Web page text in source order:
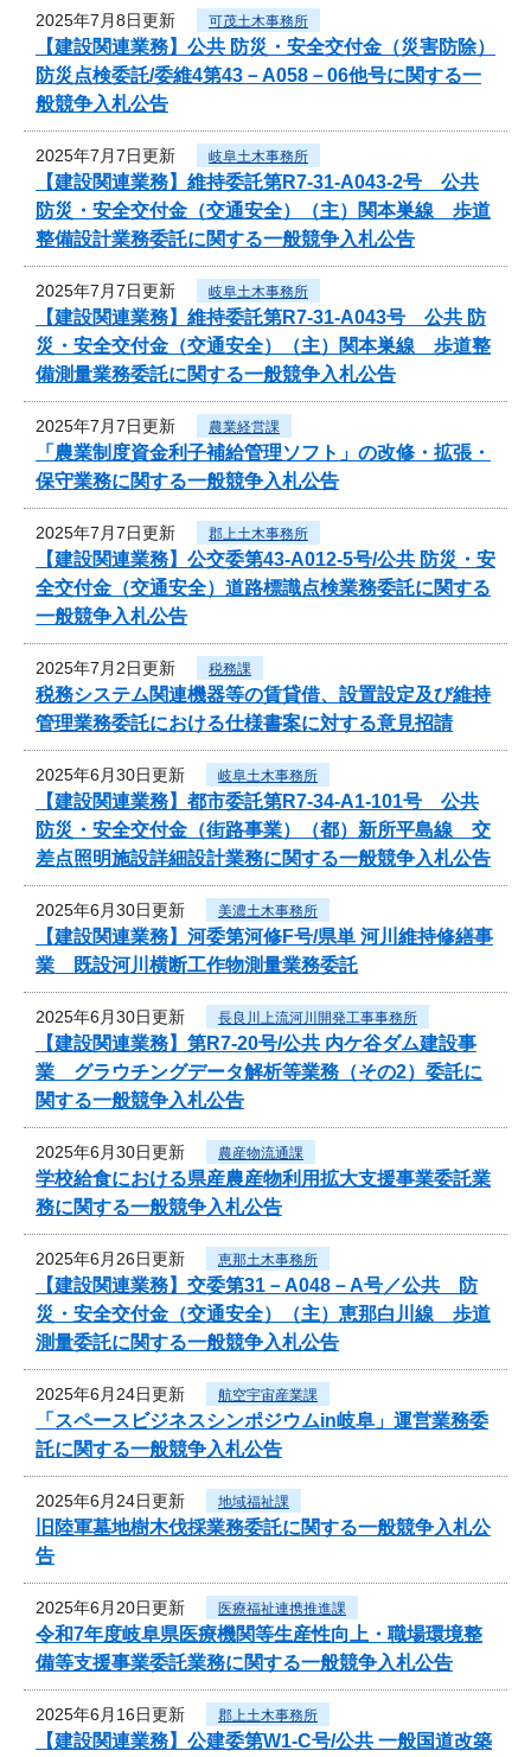
2025年7月8日更新 可茂土木事務所
【建設関連業務】公共 防災・安全交付金（災害防除）
防災点検委託/委維4第43－A058－06他号に関する一
般競争入札公告
2025年7月7日更新 岐阜土木事務所
【建設関連業務】維持委託第R7-31-A043-2号 公共
防災・安全交付金（交通安全）（主）関本巣線 歩道
整備設計業務委託に関する一般競争入札公告
2025年7月7日更新 岐阜土木事務所
【建設関連業務】維持委託第R7-31-A043号 公共 防
災・安全交付金（交通安全）（主）関本巣線 歩道整
備測量業務委託に関する一般競争入札公告
2025年7月7日更新 農業経営課
「農業制度資金利子補給管理ソフト」の改修・拡張・
保守業務に関する一般競争入札公告
2025年7月7日更新 郡上土木事務所
【建設関連業務】公交委第43-A012-5号/公共 防災・安
全交付金（交通安全）道路標識点検業務委託に関する
一般競争入札公告
2025年7月2日更新 税務課
税務システム関連機器等の賃貸借、設置設定及び維持
管理業務委託における仕様書案に対する意見招請
2025年6月30日更新 岐阜土木事務所
【建設関連業務】都市委託第R7-34-A1-101号 公共
防災・安全交付金（街路事業）（都）新所平島線 交
差点照明施設詳細設計業務に関する一般競争入札公告
2025年6月30日更新 美濃土木事務所
【建設関連業務】河委第河修F号/県単 河川維持修繕事
業 既設河川横断工作物測量業務委託
2025年6月30日更新 長良川上流河川開発工事事務所
【建設関連業務】第R7-20号/公共 内ケ谷ダム建設事
業 グラウチングデータ解析等業務（その2）委託に
関する一般競争入札公告
2025年6月30日更新 農産物流通課
学校給食における県産農産物利用拡大支援事業委託業
務に関する一般競争入札公告
2025年6月26日更新 恵那土木事務所
【建設関連業務】交委第31－A048－A号／公共 防
災・安全交付金（交通安全）（主）恵那白川線 歩道
測量委託に関する一般競争入札公告
2025年6月24日更新 航空宇宙産業課
「スペースビジネスシンポジウムin岐阜」運営業務委
託に関する一般競争入札公告
2025年6月24日更新 地域福祉課
旧陸軍墓地樹木伐採業務委託に関する一般競争入札公
告
2025年6月20日更新 医療福祉連携推進課
令和7年度岐阜県医療機関等生産性向上・職場環境整
備等支援事業委託業務に関する一般競争入札公告
2025年6月16日更新 郡上土木事務所
【建設関連業務】公建委第W1-C号/公共 一般国道改築